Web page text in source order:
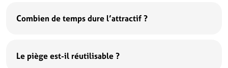
Combien de temps dure l’attractif ?
Le piège est-il réutilisable ?